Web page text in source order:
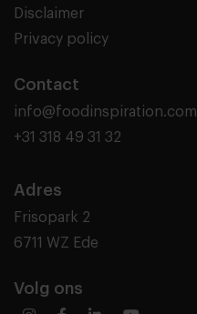
Disclaimer
Privacy policy
Contact
info@foodinspiration.com
+31 318 49 31 32
Adres
Frisopark 2
6711 WZ Ede
Volg ons